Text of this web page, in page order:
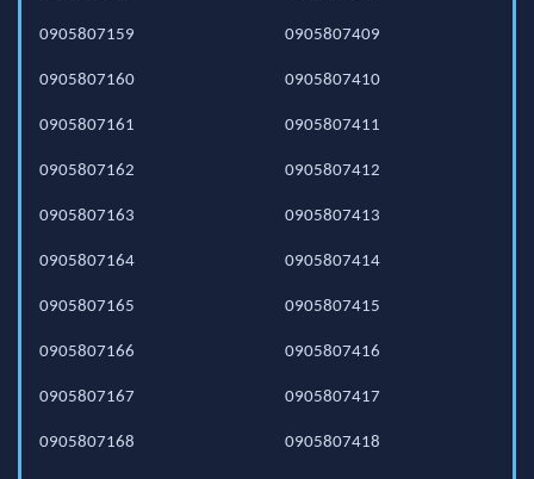
0905807159
0905807160
0905807161
0905807162
0905807163
0905807164
0905807165
0905807166
0905807167
0905807168
0905807409
0905807410
0905807411
0905807412
0905807413
0905807414
0905807415
0905807416
0905807417
0905807418